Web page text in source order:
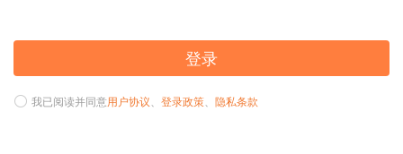
登录
我已阅读并同意用户协议、 登录政策、 隐私条款